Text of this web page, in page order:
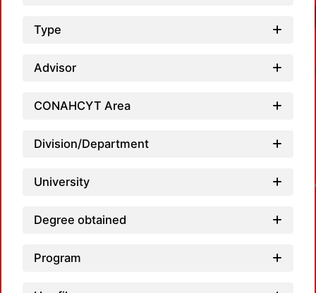
Type
Advisor
CONAHCYT Area
Division/Department
University
Degree obtained
Program